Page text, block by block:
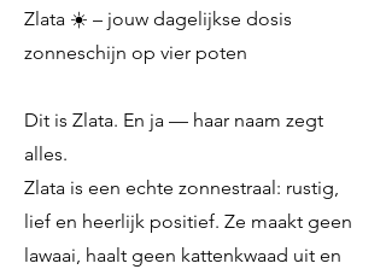
Zlata ☀️ – jouw dagelijkse dosis
zonneschijn op vier poten
Dit is Zlata. En ja — haar naam zegt
alles.
Zlata is een echte zonnestraal: rustig,
lief en heerlijk positief. Ze maakt geen
lawaai, haalt geen kattenkwaad uit en